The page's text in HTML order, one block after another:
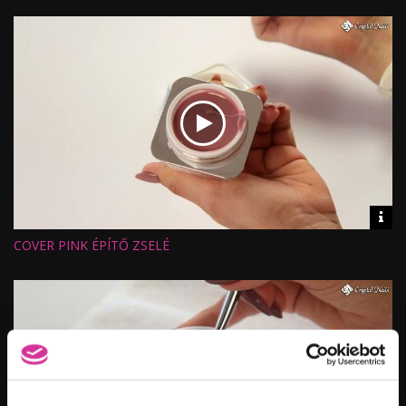
Feltöltve:
Hossz:
Feltöltve:
COVER PINK ÉPÍTŐ ZSELÉ